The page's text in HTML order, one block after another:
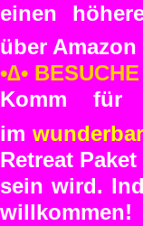
einen
über
•∆•
Komm für
im
Retreat
sein wird.
willkommen!